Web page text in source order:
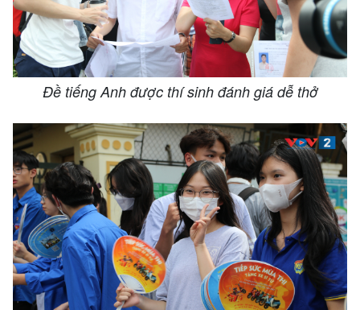
Đề tiếng Anh được thí sinh đánh giá dễ thở